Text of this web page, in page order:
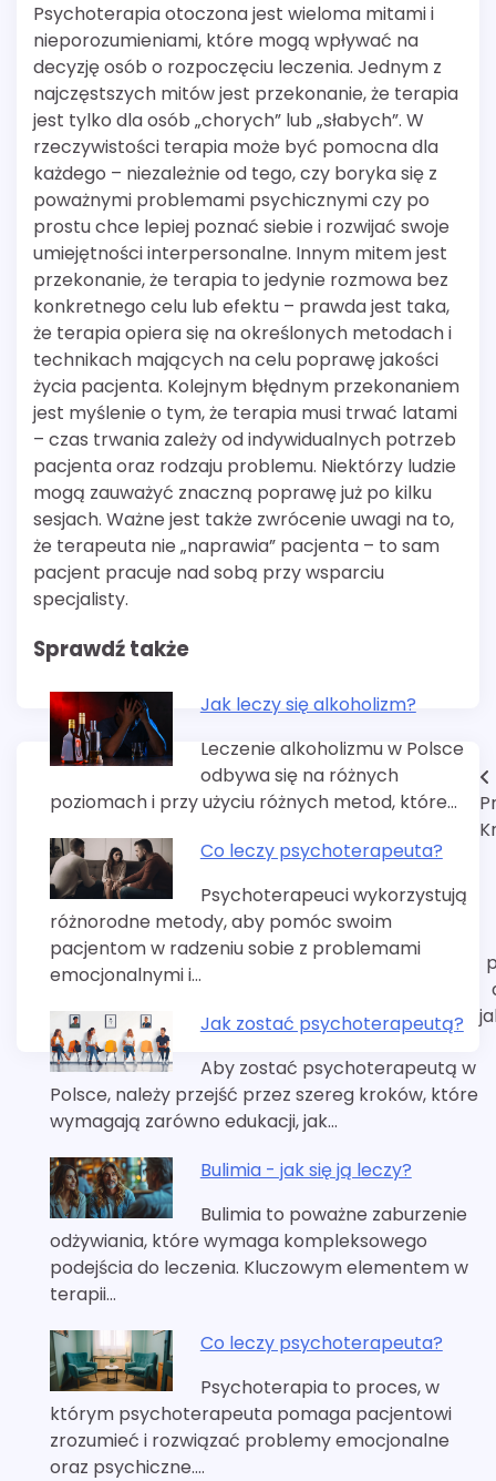
Psychoterapia otoczona jest wieloma mitami i
nieporozumieniami, które mogą wpływać na
decyzję osób o rozpoczęciu leczenia. Jednym z
najczęstszych mitów jest przekonanie, że terapia
jest tylko dla osób „chorych” lub „słabych”. W
rzeczywistości terapia może być pomocna dla
każdego – niezależnie od tego, czy boryka się z
poważnymi problemami psychicznymi czy po
prostu chce lepiej poznać siebie i rozwijać swoje
umiejętności interpersonalne. Innym mitem jest
przekonanie, że terapia to jedynie rozmowa bez
konkretnego celu lub efektu – prawda jest taka,
że terapia opiera się na określonych metodach i
technikach mających na celu poprawę jakości
życia pacjenta. Kolejnym błędnym przekonaniem
jest myślenie o tym, że terapia musi trwać latami
– czas trwania zależy od indywidualnych potrzeb
pacjenta oraz rodzaju problemu. Niektórzy ludzie
mogą zauważyć znaczną poprawę już po kilku
sesjach. Ważne jest także zwrócenie uwagi na to,
że terapeuta nie „naprawia” pacjenta – to sam
pacjent pracuje nad sobą przy wsparciu
specjalisty.
Sprawdź także
Jak leczy się alkoholizm?
Leczenie alkoholizmu w Polsce
odbywa się na różnych
poziomach i przy użyciu różnych metod, które…
Co leczy psychoterapeuta?
Psychoterapeuci wykorzystują
różnorodne metody, aby pomóc swoim
pacjentom w radzeniu sobie z problemami
emocjonalnymi i…
Jak zostać psychoterapeutą?
Aby zostać psychoterapeutą w
Polsce, należy przejść przez szereg kroków, które
wymagają zarówno edukacji, jak…
Bulimia - jak się ją leczy?
Bulimia to poważne zaburzenie
odżywiania, które wymaga kompleksowego
podejścia do leczenia. Kluczowym elementem w
terapii…
Co leczy psychoterapeuta?
Psychoterapia to proces, w
którym psychoterapeuta pomaga pacjentowi
zrozumieć i rozwiązać problemy emocjonalne
oraz psychiczne.…
wpisu